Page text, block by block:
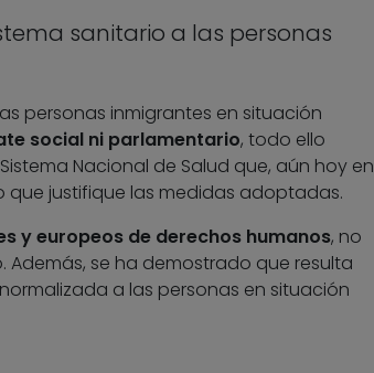
sanitario a las personas
personas inmigrantes en situación
social ni parlamentario, todo ello
Nacional de Salud que, aún hoy en
justifique las medidas adoptadas.
y europeos de derechos humanos, no
se ha demostrado que resulta
a las personas en situación